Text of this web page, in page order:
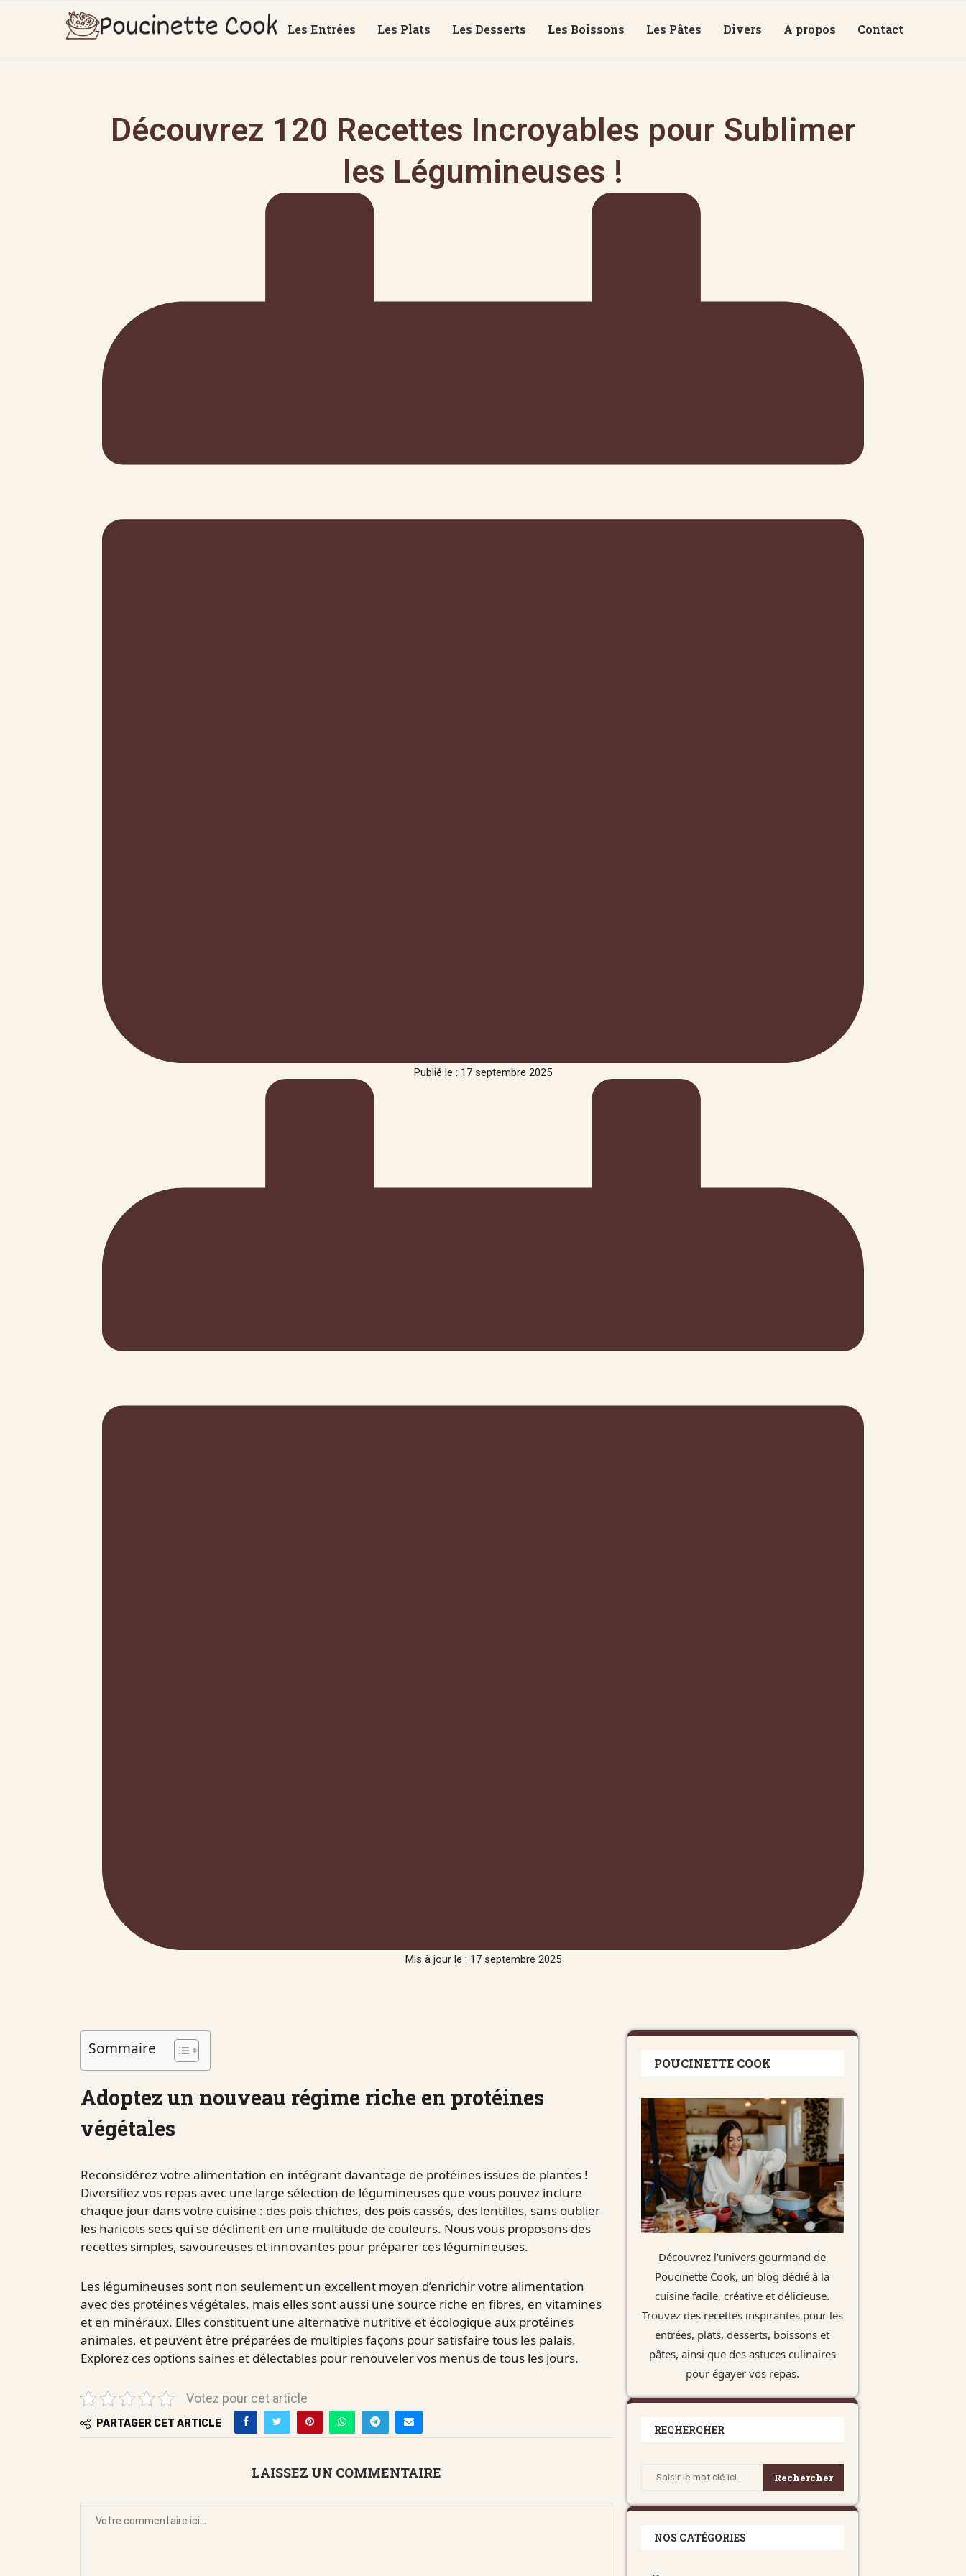
Les Entrées Les Plats Les Desserts Les Boissons Les Pâtes Divers A propos Contact
Découvrez 120 Recettes Incroyables pour Sublimer
les Légumineuses !
Publié le : 17 septembre 2025
Mis à jour le : 17 septembre 2025
Sommaire
Adoptez un nouveau régime riche en protéines
végétales
Reconsidérez votre alimentation en intégrant davantage de protéines issues de plantes !
Diversifiez vos repas avec une large sélection de légumineuses que vous pouvez inclure
chaque jour dans votre cuisine : des pois chiches, des pois cassés, des lentilles, sans oublier
les haricots secs qui se déclinent en une multitude de couleurs. Nous vous proposons des
recettes simples, savoureuses et innovantes pour préparer ces légumineuses.
Les légumineuses sont non seulement un excellent moyen d’enrichir votre alimentation
avec des protéines végétales, mais elles sont aussi une source riche en fibres, en vitamines
et en minéraux. Elles constituent une alternative nutritive et écologique aux protéines
animales, et peuvent être préparées de multiples façons pour satisfaire tous les palais.
Explorez ces options saines et délectables pour renouveler vos menus de tous les jours.
Votez pour cet article
PARTAGER CET ARTICLE
LAISSEZ UN COMMENTAIRE
POUCINETTE COOK
Découvrez l'univers gourmand de
Poucinette Cook, un blog dédié à la
cuisine facile, créative et délicieuse.
Trouvez des recettes inspirantes pour les
entrées, plats, desserts, boissons et
pâtes, ainsi que des astuces culinaires
pour égayer vos repas.
RECHERCHER
Rechercher
NOS CATÉGORIES